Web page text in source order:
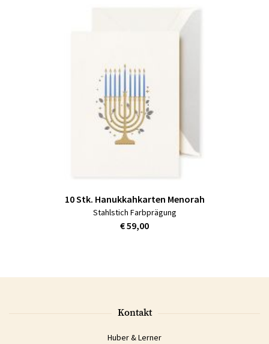
10 Stk. Hanukkahkarten Menorah
Stahlstich Farbprägung
€ 59,00
Kontakt
Huber & Lerner